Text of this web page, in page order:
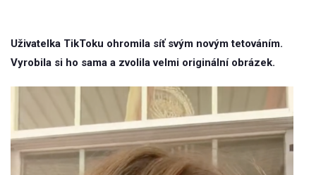
Uživatelka TikToku ohromila síť svým novým tetováním.
Vyrobila si ho sama a zvolila velmi originální obrázek.